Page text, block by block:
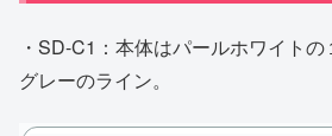
・SD-C1：本体はパールホワイト
グレーのライン。